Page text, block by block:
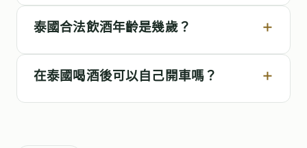
泰國合法飲酒年齡是幾歲？
在泰國喝酒後可以自己開車嗎？